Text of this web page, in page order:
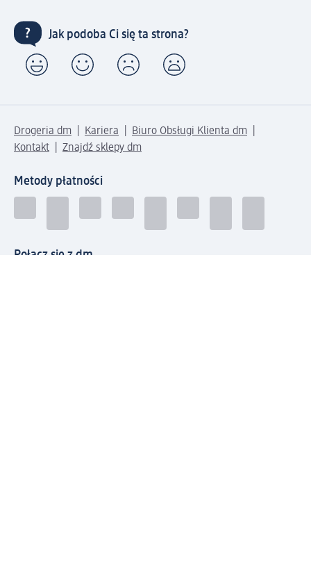
Jak podoba Ci się ta strona?
Drogeria dm Kariera
Biuro Obsługi Klienta dm
Kontakt
Znajdź sklepy dm
Metody płatności
Połącz się z dm